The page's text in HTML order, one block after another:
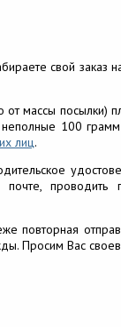
свой заказ
от массы посылки)
100 грамм
лиц.
проводить
повторная
Просим Вас